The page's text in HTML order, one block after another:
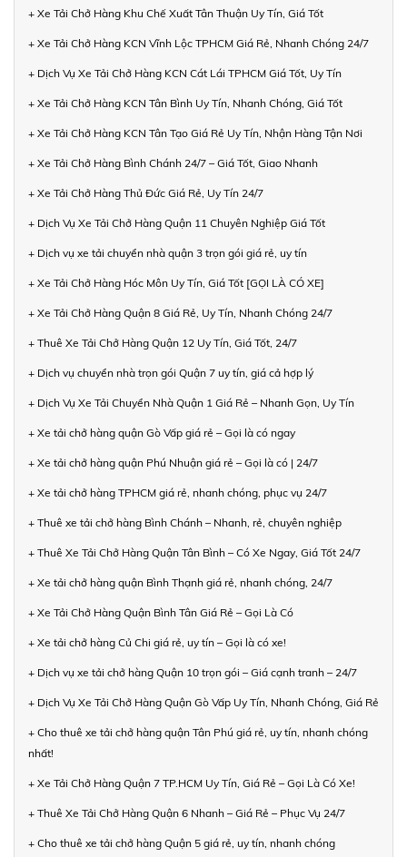
+ Xe Tải Chở Hàng Khu Chế Xuất Tân Thuận Uy Tín, Giá Tốt
+ Xe Tải Chở Hàng KCN Vĩnh Lộc TPHCM Giá Rẻ, Nhanh Chóng 24/7
+ Dịch Vụ Xe Tải Chở Hàng KCN Cát Lái TPHCM Giá Tốt, Uy Tín
+ Xe Tải Chở Hàng KCN Tân Bình Uy Tín, Nhanh Chóng, Giá Tốt
+ Xe Tải Chở Hàng KCN Tân Tạo Giá Rẻ Uy Tín, Nhận Hàng Tận Nơi
+ Xe Tải Chở Hàng Bình Chánh 24/7 – Giá Tốt, Giao Nhanh
+ Xe Tải Chở Hàng Thủ Đức Giá Rẻ, Uy Tín 24/7
+ Dịch Vụ Xe Tải Chở Hàng Quận 11 Chuyên Nghiệp Giá Tốt
+ Dịch vụ xe tải chuyển nhà quận 3 trọn gói giá rẻ, uy tín
+ Xe Tải Chở Hàng Hóc Môn Uy Tín, Giá Tốt [GỌI LÀ CÓ XE]
+ Xe Tải Chở Hàng Quận 8 Giá Rẻ, Uy Tín, Nhanh Chóng 24/7
+ Thuê Xe Tải Chở Hàng Quận 12 Uy Tín, Giá Tốt, 24/7
+ Dịch vụ chuyển nhà trọn gói Quận 7 uy tín, giá cả hợp lý
+ Dịch Vụ Xe Tải Chuyển Nhà Quận 1 Giá Rẻ – Nhanh Gọn, Uy Tín
+ Xe tải chở hàng quận Gò Vấp giá rẻ – Gọi là có ngay
+ Xe tải chở hàng quận Phú Nhuận giá rẻ – Gọi là có | 24/7
+ Xe tải chở hàng TPHCM giá rẻ, nhanh chóng, phục vụ 24/7
+ Thuê xe tải chở hàng Bình Chánh – Nhanh, rẻ, chuyên nghiệp
+ Thuê Xe Tải Chở Hàng Quận Tân Bình – Có Xe Ngay, Giá Tốt 24/7
+ Xe tải chở hàng quận Bình Thạnh giá rẻ, nhanh chóng, 24/7
+ Xe Tải Chở Hàng Quận Bình Tân Giá Rẻ – Gọi Là Có
+ Xe tải chở hàng Củ Chi giá rẻ, uy tín – Gọi là có xe!
+ Dịch vụ xe tải chở hàng Quận 10 trọn gói – Giá cạnh tranh – 24/7
+ Dịch Vụ Xe Tải Chở Hàng Quận Gò Vấp Uy Tín, Nhanh Chóng, Giá Rẻ
+ Cho thuê xe tải chở hàng quận Tân Phú giá rẻ, uy tín, nhanh chóng
nhất!
+ Xe Tải Chở Hàng Quận 7 TP.HCM Uy Tín, Giá Rẻ – Gọi Là Có Xe!
+ Thuê Xe Tải Chở Hàng Quận 6 Nhanh – Giá Rẻ – Phục Vụ 24/7
+ Cho thuê xe tải chở hàng Quận 5 giá rẻ, uy tín, nhanh chóng